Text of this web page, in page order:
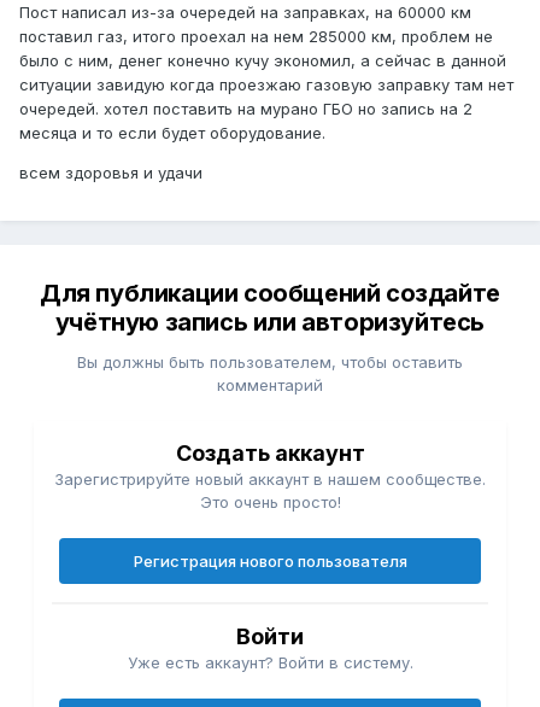
Пост написал из-за очередей на заправках, на 60000 км
поставил газ, итого проехал на нем 285000 км, проблем не
было с ним, денег конечно кучу экономил, а сейчас в данной
ситуации завидую когда проезжаю газовую заправку там нет
очередей. хотел поставить на мурано ГБО но запись на 2
месяца и то если будет оборудование.
всем здоровья и удачи
Для публикации сообщений создайте
учётную запись или авторизуйтесь
Вы должны быть пользователем, чтобы оставить
комментарий
Создать аккаунт
Зарегистрируйте новый аккаунт в нашем сообществе.
Это очень просто!
Регистрация нового пользователя
Войти
Уже есть аккаунт? Войти в систему.